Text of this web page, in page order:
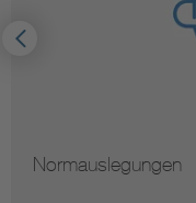
Normauslegungen